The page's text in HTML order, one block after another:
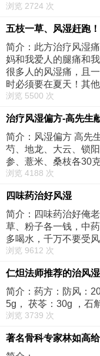
浏览 2724 次
五枝一草、风湿赶跑！
简介：此方治疗风湿
妈和我爱人的腿痛和
很多人的风湿痛，且
时必须要在夏天！其
浏览 5500 次
治疗风湿偏方-高先生
简介：风湿偏方 高先
芍、地龙、大云、锁
参、薏米、桑枝各30
浏览 4188 次
四味药治好风湿
简介：四味药治好俺
草、粉子各一钱，中
多喝水，千万不要受
浏览 9612 次
仁炟法师推荐的治风
简介：药方：防风：
5g， 茯苓：30g ，石
浏览 3739 次
著名骨科专家林如高